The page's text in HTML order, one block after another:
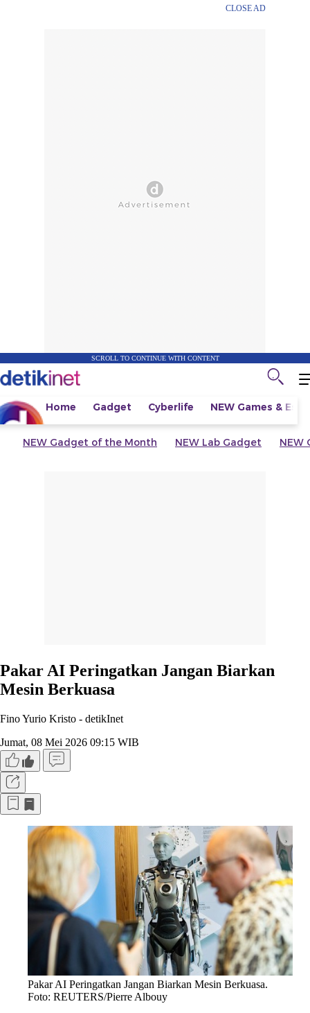
CLOSE AD
SCROLL TO CONTINUE WITH CONTENT
Home Gadget Cyberlife NEW Games &
NEW Gadget of the Month NEW Lab Gadget NEW
Pakar AI Peringatkan Jangan Biarkan
Mesin Berkuasa
Fino Yurio Kristo - detikInet
Jumat, 08 Mei 2026 09:15 WIB
Pakar AI Peringatkan Jangan Biarkan Mesin Berkuasa.
Foto: REUTERS/Pierre Albouy